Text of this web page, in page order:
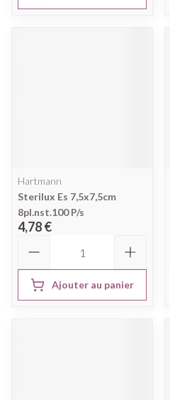
Hartmann
Sterilux Es 7,5x7,5cm
8pl.nst.100 P/s
4,78 €
Ajouter au panier